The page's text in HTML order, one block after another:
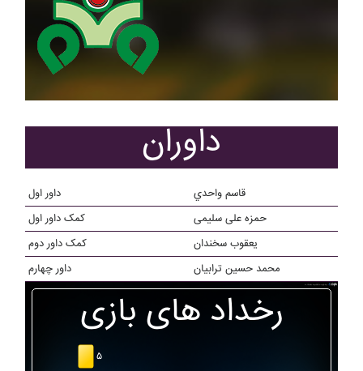
داوران
داور اول
قاسم واحدي
کمک داور اول
حمزه علی سلیمی
کمک داور دوم
یعقوب سخندان
داور چهارم
محمد حسین ترابیان
رخداد های بازی
۵